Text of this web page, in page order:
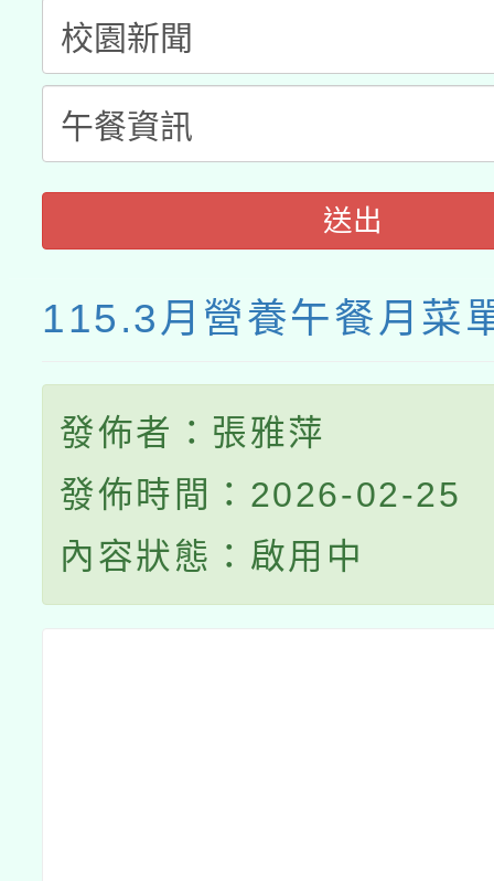
送出
115.3月營養午餐月菜
發佈者：張雅萍
發佈時間：2026-02-25
內容狀態：啟用中